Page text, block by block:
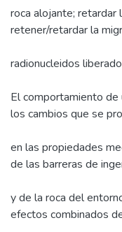
roca alojante; retardar
retener/retardar la
radionucleidos
El comportamiento
los cambios que se
en las propiedades
de las barreras de
y de la roca del
efectos combinados